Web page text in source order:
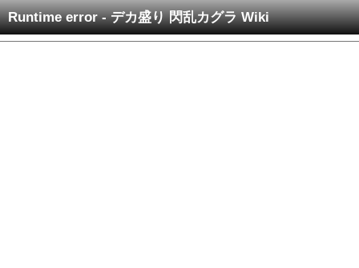
Runtime error - デカ盛り 閃乱カグラ Wiki